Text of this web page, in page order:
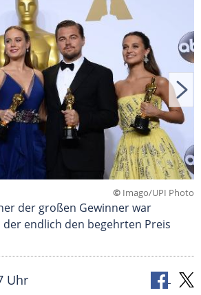
© Imago/UPI Photo
der großen Gewinner war
endlich den begehrten Preis
Uhr